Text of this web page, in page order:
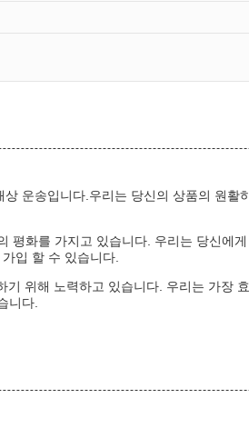
운송입니다.우리는 당신의 상품의 원
화를 가지고 있습니다. 우리는 당신에
입 할 수 있습니다.
위해 노력하고 있습니다. 우리는 가장
니다.